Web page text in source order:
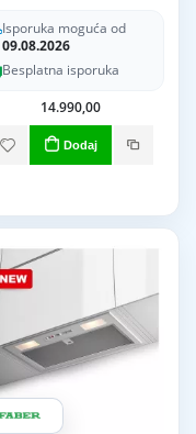
Isporuka moguća od
09.08.2026
Besplatna isporuka
14.990,00
Dodaj